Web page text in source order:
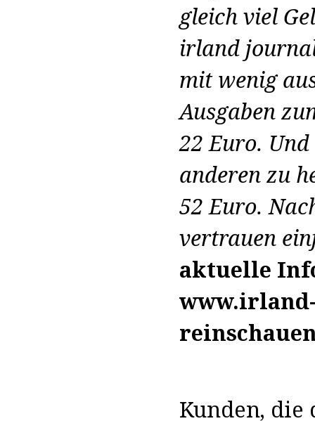
gleich viel
irland
mit wenig
Ausgaben
22 Euro.
anderen zu
52 Euro.
vertrauen
aktuelle
Kunden, die